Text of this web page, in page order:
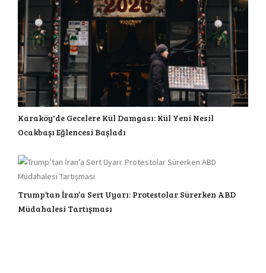
Karaköy'de Gecelere Kül Damgası: Kül Yeni Nesil
Ocakbaşı Eğlencesi Başladı
Trump’tan İran’a Sert Uyarı: Protestolar Sürerken ABD
Müdahalesi Tartışması